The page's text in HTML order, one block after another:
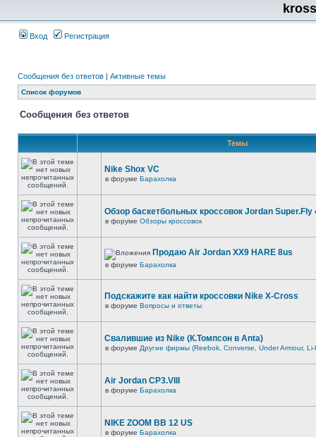
Вход Регистрация
Сообщения без ответов | Активные темы
Список форумов
Сообщения без ответов
Темы
Nike Shox VC
в форуме Барахолка
Обзор баскетбольных кроссовок Jordan Super.Fly
в форуме Обзоры кроссовок
Продаю Air Jordan XX9 HARE 8us
в форуме Барахолка
Подскажите как найти кроссовки Nike X-Cross
в форуме Вопросы и ответы
Свалившие из Nike (К.Томпсон в Anta)
в форуме Другие фирмы (Reebok, Converse, Under Armour, Li-
Air Jordan CP3.VIII
в форуме Барахолка
NIKE ZOOM BB 12 US
в форуме Барахолка